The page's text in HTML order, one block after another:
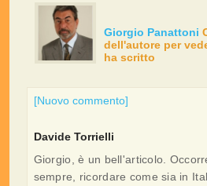
Giorgio Panattoni
dell'autore per
ha scritto
[Nuovo commento]
Davide Torrielli
Giorgio, è un bell'articolo.
sempre, ricordare come sia in